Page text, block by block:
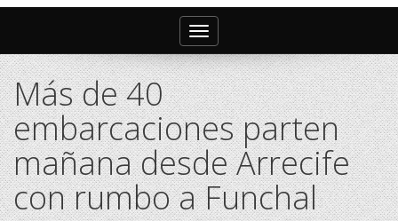
Toggle
navigation
Más de 40
embarcaciones parten
mañana desde Arrecife
con rumbo a Funchal